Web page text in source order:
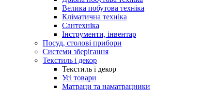
Велика побутова техніка
Кліматична техніка
Сантехніка
Інструменти, інвентар
Посуд, столові прибори
Системи зберігання
Текстиль і декор
Текстиль і декор
Усі товари
Матраци та наматрацники